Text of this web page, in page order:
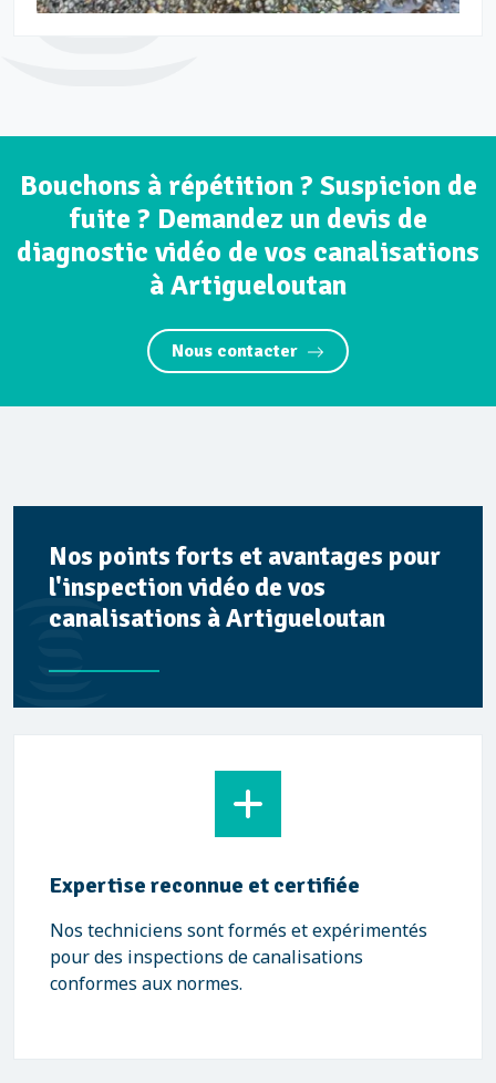
Bouchons à répétition ? Suspicion de
fuite ? Demandez un devis de
diagnostic vidéo de vos canalisations
à Artigueloutan
Nous contacter
Nos points forts et avantages pour
l'inspection vidéo de vos
canalisations à Artigueloutan
Expertise reconnue et certifiée
Nos techniciens sont formés et expérimentés
pour des inspections de canalisations
conformes aux normes.